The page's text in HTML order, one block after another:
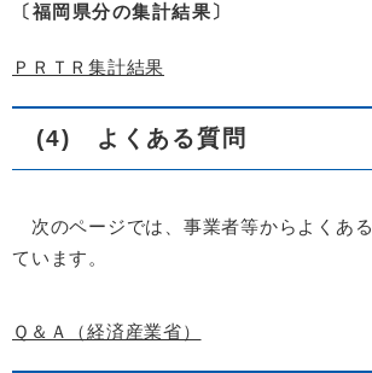
〔福岡県分の集計結果〕
ＰＲＴＲ集計結果
(4) よくある質問
次のページでは、事業者等からよくあ
ています。
Ｑ＆Ａ（経済産業省）